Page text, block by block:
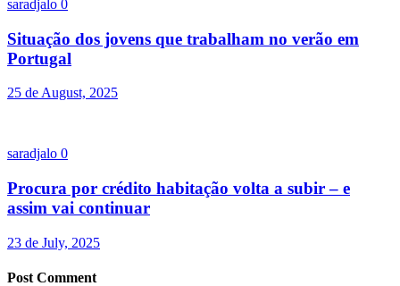
saradjalo 0
Situação dos jovens que trabalham no verão em
Portugal
25 de August, 2025
saradjalo 0
Procura por crédito habitação volta a subir – e
assim vai continuar
23 de July, 2025
Post Comment